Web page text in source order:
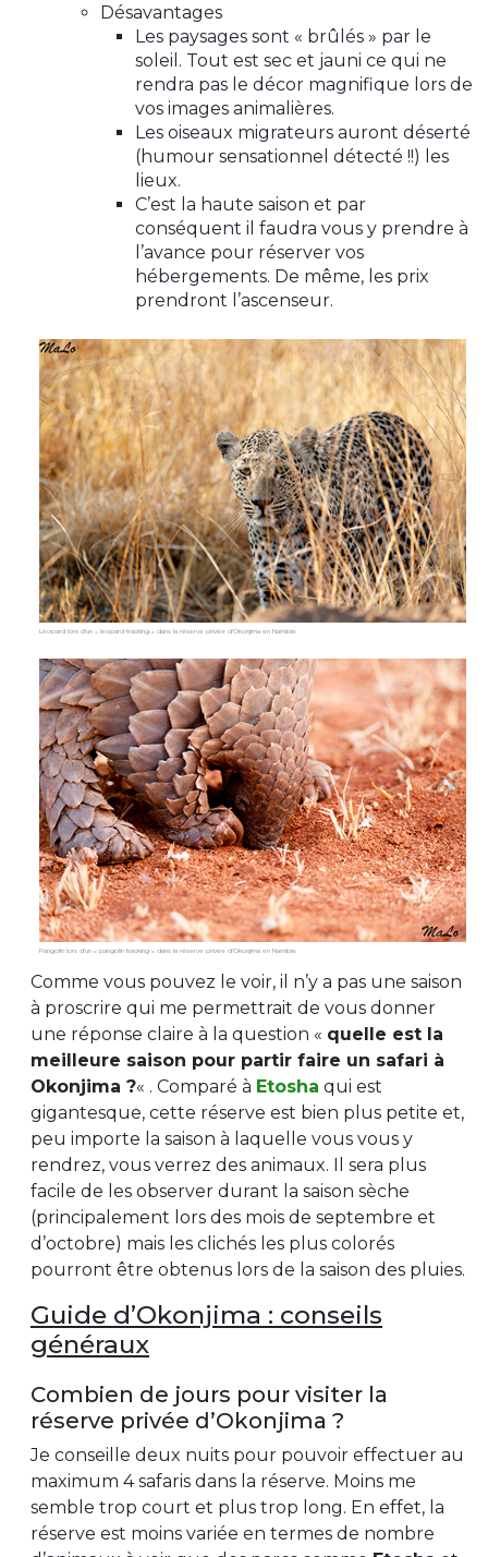
Désavantages
Les paysages sont « brûlés » par le
soleil. Tout est sec et jauni ce qui ne
rendra pas le décor magnifique lors de
vos images animalières.
Les oiseaux migrateurs auront déserté
(humour sensationnel détecté !!) les
lieux.
C’est la haute saison et par
conséquent il faudra vous y prendre à
l’avance pour réserver vos
hébergements. De même, les prix
prendront l’ascenseur.
Léopard lors d’un « leopard tracking » dans la réserve privée d’Okonjima en Namibie
Pangolin lors d’un « pangolin tracking » dans la réserve privée d’Okonjima en Namibie
Comme vous pouvez le voir, il n’y a pas une saison
à proscrire qui me permettrait de vous donner
une réponse claire à la question « quelle est la
meilleure saison pour partir faire un safari à
Okonjima ?« . Comparé à Etosha qui est
gigantesque, cette réserve est bien plus petite et,
peu importe la saison à laquelle vous vous y
rendrez, vous verrez des animaux. Il sera plus
facile de les observer durant la saison sèche
(principalement lors des mois de septembre et
d’octobre) mais les clichés les plus colorés
pourront être obtenus lors de la saison des pluies.
Guide d’Okonjima : conseils
généraux
Combien de jours pour visiter la
réserve privée d’Okonjima ?
Je conseille deux nuits pour pouvoir effectuer au
maximum 4 safaris dans la réserve. Moins me
semble trop court et plus trop long. En effet, la
réserve est moins variée en termes de nombre